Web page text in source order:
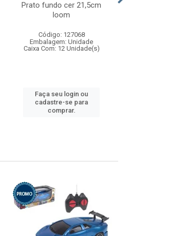
Prato fundo cer 21,5cm
loom
Código: 127068
Embalagem: Unidade
Caixa Com: 12 Unidade(s)
Faça seu login ou
cadastre-se para
comprar.